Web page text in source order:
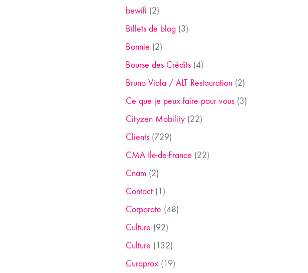
bewifi (2)
Billets de blog(3)
Bonnie (2)
Bourse des Crédits(4)
Bruno Viala / ALT Restauration(2)
Ce que je peux faire pour vous(3)
Cityzen Mobility(22)
Clients(729)
CMA Ile-de-France (22)
Cnam (2)
Contact(1)
Corporate (48)
Culture (92)
Culture (132)
Curaprox(19)